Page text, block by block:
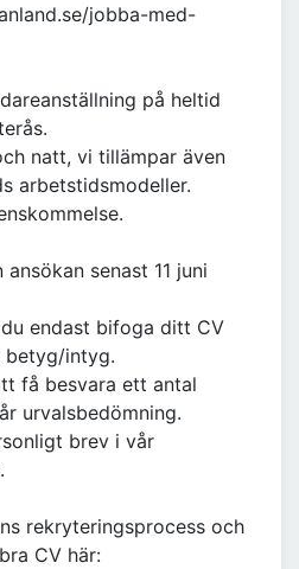
jobba-med-
på heltid
natt, vi tillämpar även
arbetstidsmodeller.
senast 11 juni
endast bifoga ditt CV
betyg/intyg.
få besvara ett antal
urvalsbedömning.
brev i vår
rekryteringsprocess och
CV här: